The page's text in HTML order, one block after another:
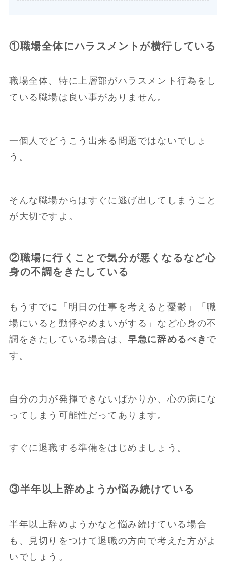
①職場全体にハラスメントが横行している
職場全体、特に上層部がハラスメント行為をし
ている職場は良い事がありません。
一個人でどうこう出来る問題ではないでしょ
う。
そんな職場からはすぐに逃げ出してしまうこと
が大切ですよ。
②職場に行くことで気分が悪くなるなど心
身の不調をきたしている
もうすでに「明日の仕事を考えると憂鬱」「職
場にいると動悸やめまいがする」など心身の不
調をきたしている場合は、早急に辞めるべき で
す。
自分の力が発揮できないばかりか、心の病にな
ってしまう可能性だってあります。
すぐに退職する準備をはじめましょう。
③半年以上辞めようか悩み続けている
半年以上辞めようかなと悩み続けている場合
も、見切りをつけて退職の方向で考えた方がよ
いでしょう。